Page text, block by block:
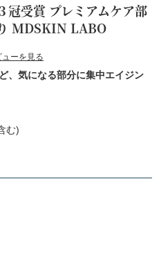
冠受賞 プレミアムケア部
MDSKIN LABO
ューを見る
、気になる部分に集中エイジン
む)